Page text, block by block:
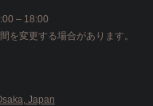
– 18:00
を変更する場合があります。
Japan